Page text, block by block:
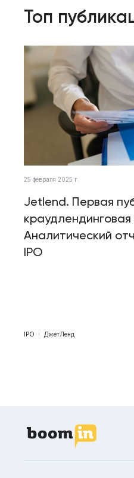
Топ
25 февраля 2025 г.
Jetlend. Первая
Аналитический
IPO
IPO ДжетЛенд